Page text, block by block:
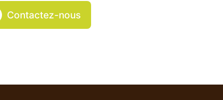
Contactez-nous